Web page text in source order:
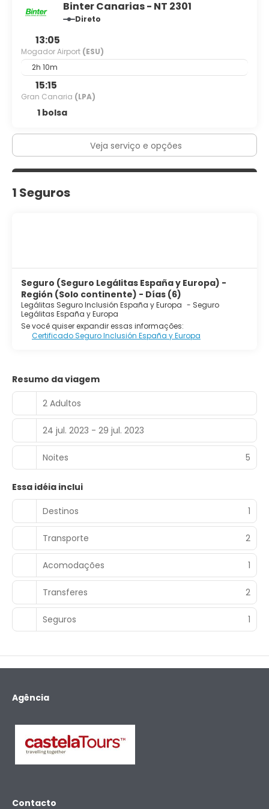
Binter Canarias - NT 2301
Direto
13:05
Mogador Airport (ESU)
2h 10m
15:15
Gran Canaria (LPA)
1 bolsa
Veja serviço e opções
1 Seguros
Seguro (Seguro Legálitas España y Europa) -
Región (Solo continente) - Días (6)
Legálitas Seguro Inclusión España y Europa - Seguro
Legálitas España y Europa
Se você quiser expandir essas informações:
Certificado Seguro Inclusión España y Europa
Resumo da viagem
2 Adultos
24 jul. 2023 - 29 jul. 2023
Noites 5
Essa idéia inclui
Destinos
1
Transporte 2
Acomodações 1
Transferes 2
Seguros 1
Agência
Contacto